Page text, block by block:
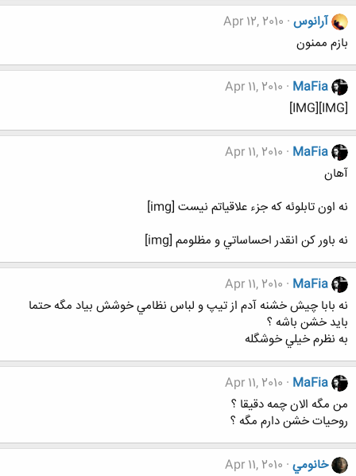
آرانوس Apr 12, 2010
بازم ممنون
MaFia
Apr 11, 2010
[IMG][IMG]
MaFia
Apr 11, 2010
آهان
نه اون تابلوئه كه جزء علاقياتم نيست [img]
نه باور كن انقدر احساساتي و مظلومم [img]
MaFia
Apr 11, 2010
نه بابا چيش خشنه آدم از تيپ و لباس نظامي خوشش بياد مگه حتما
بايد خشن باشه ؟
به نظرم خيلي خوشگله
MaFia
Apr 11, 2010
من مگه الان چمه دقيقا ؟
روحيات خشن دارم مگه ؟
خانومي Apr 11, 2010